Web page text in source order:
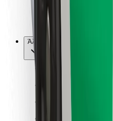
Για εστιατόρια
Bolt for Business
Άλλο